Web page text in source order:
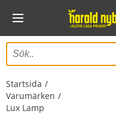
Startsida
Varumärken
Lux Lamp